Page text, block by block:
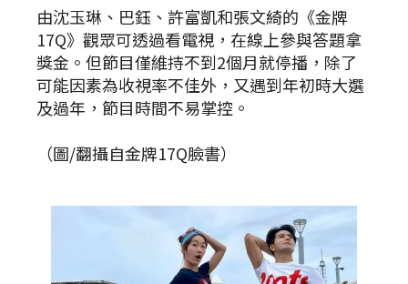
由沈玉琳、巴鈺、許富凱和張文綺的《金牌
17Q》觀眾可透過看電視，在線上參與答題拿
獎金。但節目僅維持不到2個月就停播，除了
可能因素為收視率不佳外，又遇到年初時大選
及過年，節目時間不易掌控。
（圖/翻攝自金牌17Q臉書）